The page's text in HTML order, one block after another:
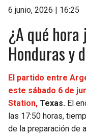
6 junio, 2026 | 16:25
¿A qué
Honduras y
El partido entre
este sábado 6 de
Station, Texas. El
las 17:50 horas,
de la preparación de